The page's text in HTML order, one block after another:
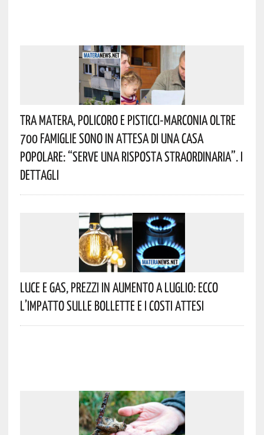
Tra Matera, Policoro E Pisticci-Marconia Oltre
700 Famiglie Sono In Attesa Di Una Casa
Popolare: “serve Una Risposta Straordinaria”. I
Dettagli
Luce E Gas, Prezzi In Aumento A Luglio: Ecco
L’impatto Sulle Bollette E I Costi Attesi